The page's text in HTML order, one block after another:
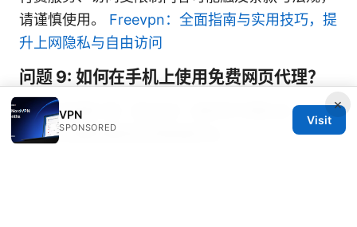
请谨慎使用。 Freevpn：全面指南与实用技巧，提
升上网隐私与自由访问
问题 9: 如何在手机上使用免费网页代理？
使用浏览器扩展（若支持）或网页代理站点，但要
注意移动端的兼容性和数据安全。
×
VPN
SPONSORED
Visit